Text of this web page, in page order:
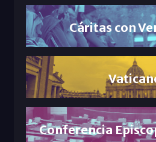
Cáritas con
Conferencia